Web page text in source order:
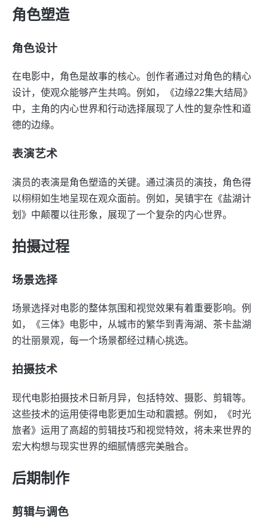
角色塑造
角色设计
在电影中，角色是故事的核心。创作者通过对角色的精心
设计，使观众能够产生共鸣。例如，《边缘22集大结局》
中，主角的内心世界和行动选择展现了人性的复杂性和道
德的边缘。
表演艺术
演员的表演是角色塑造的关键。通过演员的演技，角色得
以栩栩如生地呈现在观众面前。例如，吴镇宇在《盐湖计
划》中颠覆以往形象，展现了一个复杂的内心世界。
拍摄过程
场景选择
场景选择对电影的整体氛围和视觉效果有着重要影响。例
如，《三体》电影中，从城市的繁华到青海湖、茶卡盐湖
的壮丽景观，每一个场景都经过精心挑选。
拍摄技术
现代电影拍摄技术日新月异，包括特效、摄影、剪辑等。
这些技术的运用使得电影更加生动和震撼。例如，《时光
旅者》运用了高超的剪辑技巧和视觉特效，将未来世界的
宏大构想与现实世界的细腻情感完美融合。
后期制作
剪辑与调色